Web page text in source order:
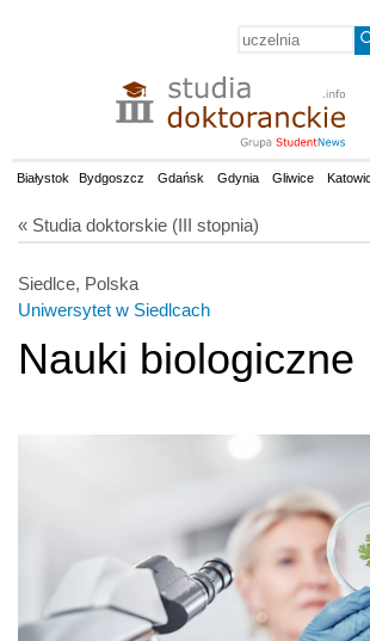
Białystok Bydgoszcz Gdańsk Gdynia Gliwice
« Studia doktorskie (III stopnia)
Siedlce, Polska
Uniwersytet w Siedlcach
Nauki biologiczne